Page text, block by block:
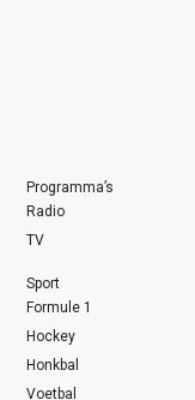
Programma’s
Radio
TV
Sport
Formule 1
Hockey
Honkbal
Voetbal